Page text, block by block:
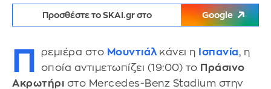
Προσθέστε το SKAI.gr στο Google
Π ρεμιέρα στο Μουντιάλ κάνει η Ισπανία, η
οποία αντιμετωπίζει (19:00) το Πράσινο
Ακρωτήρι στο Mercedes-Benz Stadium στην